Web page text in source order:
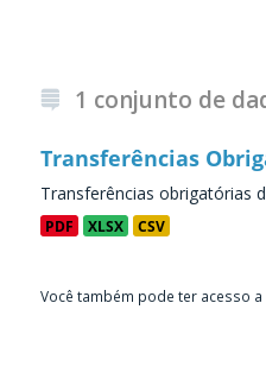
1 conjunto de
Transferências
Transferências obrigatórias
PDF XLSX CSV
Você também pode ter acesso